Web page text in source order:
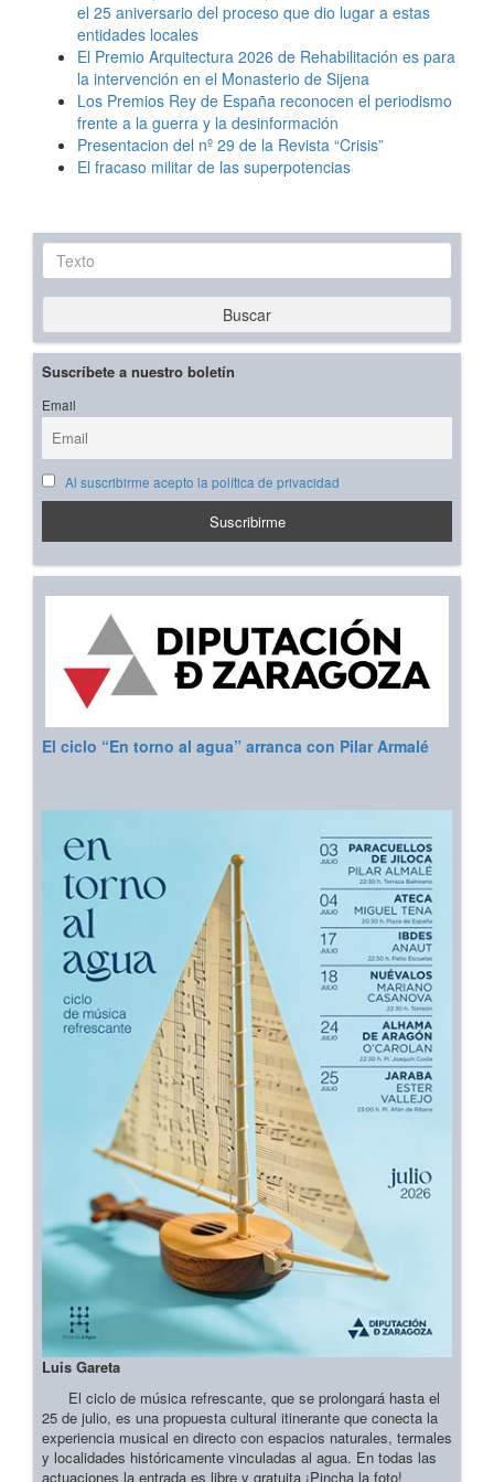
el 25 aniversario del proceso que dio lugar a estas
entidades locales
El Premio Arquitectura 2026 de Rehabilitación es para
la intervención en el Monasterio de Sijena
Los Premios Rey de España reconocen el periodismo
frente a la guerra y la desinformación
Presentacion del nº 29 de la Revista “Crisis”
El fracaso militar de las superpotencias
Texto
Buscar
Suscríbete a nuestro boletín
Email
Al suscribirme acepto la política de privacidad
El ciclo “En torno al agua” arranca con Pilar Armalé
Luis Gareta
El ciclo de música refrescante, que se prolongará hasta el
25 de julio, es una propuesta cultural itinerante que conecta la
experiencia musical en directo con espacios naturales, termales
y localidades históricamente vinculadas al agua. En todas las
actuaciones la entrada es libre y gratuita ¡Pincha la foto!